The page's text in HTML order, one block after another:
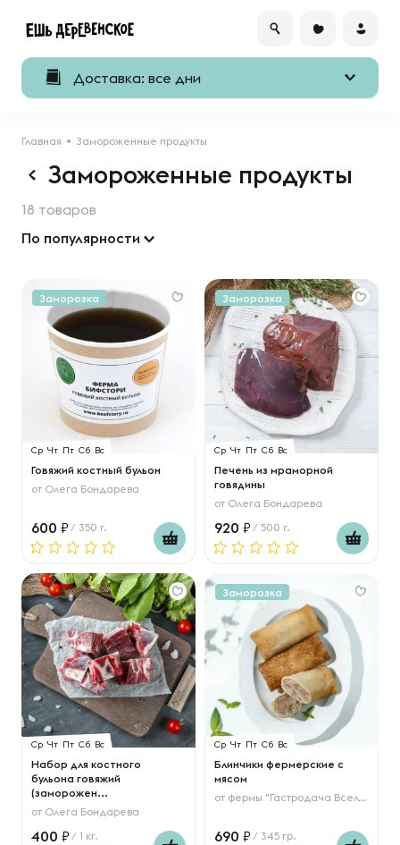
Доставка: все дни
Главная Замороженные продукты
Замороженные продукты
18 товаров
По популярности
Заморозка
Ср Чт Пт Сб Вс
Говяжий костный бульон
от Олега Бондарева
600 / 350 г.
Заморозка
Ср Чт Пт Сб Вс
Печень из мраморной
говядины
от Олега Бондарева
920 / 500 г.
Ср Чт Пт Сб Вс
Набор для костного
бульона говяжий
(заморожен...
от Олега Бондарева
400 / 1 кг.
Заморозка
Ср Чт Пт Сб Вс
Блинчики фермерские с
мясом
от фермы "Гастродача Вселуг"
690 / 345 гр.